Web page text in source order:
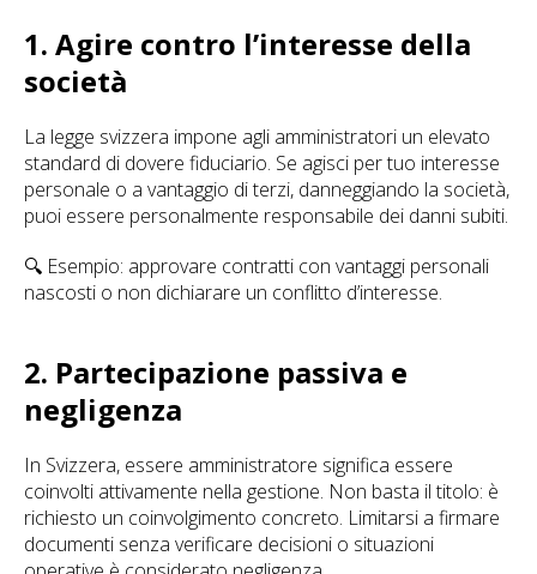
1. Agire contro l’interesse della
società
La legge svizzera impone agli amministratori un elevato
standard di dovere fiduciario. Se agisci per tuo interesse
personale o a vantaggio di terzi, danneggiando la società,
puoi essere personalmente responsabile dei danni subiti.
🔍 Esempio: approvare contratti con vantaggi personali
nascosti o non dichiarare un conflitto d’interesse.
2. Partecipazione passiva e
negligenza
In Svizzera, essere amministratore significa essere
coinvolti attivamente nella gestione. Non basta il titolo: è
richiesto un coinvolgimento concreto. Limitarsi a firmare
documenti senza verificare decisioni o situazioni